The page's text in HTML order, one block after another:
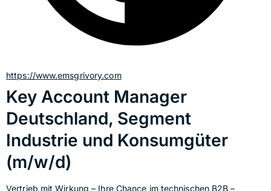
https://www.emsgrivory.com
Key Account Manager
Deutschland, Segment
Industrie und Konsumgüter
(m/w/d)
Vertrieb mit Wirkung – Ihre Chance im technischen B2B –